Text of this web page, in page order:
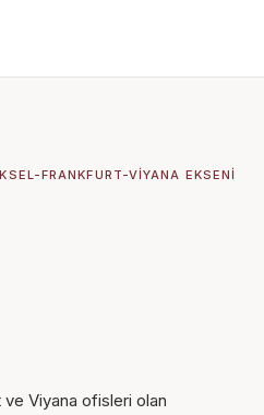
FRANKFURT-VIYANA EKSENI
Viyana ofisleri olan